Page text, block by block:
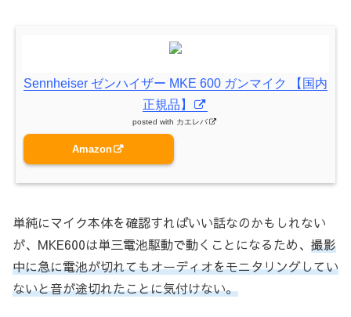
Sennheiser ゼンハイザー MKE 600 ガンマイク 【国内
正規品】
posted with カエレバ
Amazon
単純にマイク本体を確認すればいい話なのかもしれない
が、MKE600は単三電池駆動で動くことになるため、 撮影
中に急に電池が切れてもオーディオをモニタリングしてい
ないと音が途切れたことに気付けない。